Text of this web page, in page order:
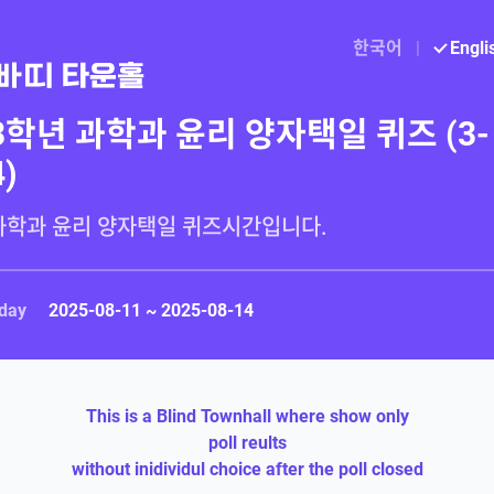
한국어 |
년 과학과 윤리 양자택일 퀴즈 (3-
2025-08-11 ~ 2025-08-14
This is a Blind Townhall where show only
poll reults
without inidividul choice after the poll closed